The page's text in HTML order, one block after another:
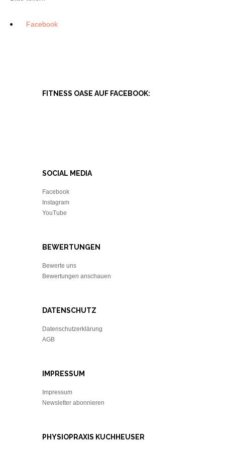
Facebook
FITNESS OASE AUF FACEBOOK:
SOCIAL MEDIA
Facebook
Instagram
YouTube
BEWERTUNGEN
Bewerte uns
Bewertungen anschauen
DATENSCHUTZ
Datenschutzerklärung
AGB
IMPRESSUM
Impressum
Newsletter abonnieren
PHYSIOPRAXIS KUCHHEUSER